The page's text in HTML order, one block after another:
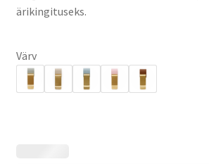
ärikingituseks.
Värv